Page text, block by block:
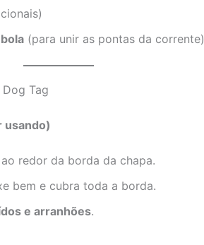
(para unir as pontas da corrente)
Tag
usando)
redor da borda da chapa.
bem e cubra toda a borda.
e arranhões.